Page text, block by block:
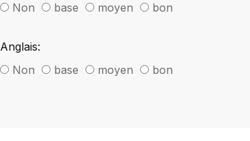
Non
base moyen bon
Anglais:
Non
base moyen bon